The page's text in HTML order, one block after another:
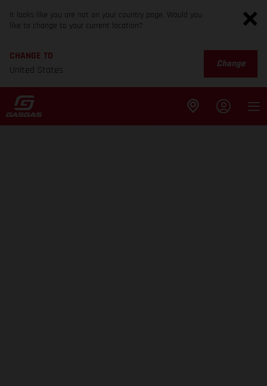
It looks like you are not on your country page. Would you
like to change to your current location?
CHANGE TO
United States
Change